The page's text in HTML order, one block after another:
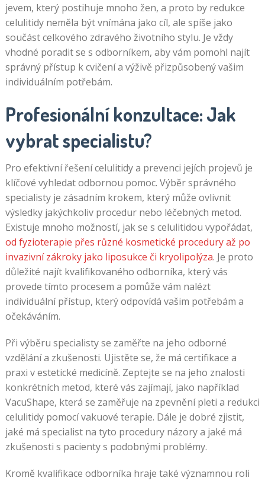
jevem, který postihuje mnoho žen, a proto by redukce
celulitidy neměla být vnímána jako cíl, ale spíše jako
součást celkového zdravého životního stylu. Je vždy
vhodné poradit se s odborníkem, aby vám pomohl najít
správný přístup k cvičení a výživě přizpůsobený vašim
individuálním potřebám.
Profesionální konzultace: Jak
vybrat specialistu?
Pro efektivní řešení celulitidy a prevenci jejích projevů je
klíčové vyhledat odbornou pomoc. Výběr správného
specialisty je zásadním krokem, který může ovlivnit
výsledky jakýchkoliv procedur nebo léčebných metod.
Existuje mnoho možností, jak se s celulitidou vypořádat,
od fyzioterapie přes různé kosmetické procedury až po
invazivní zákroky jako liposukce či kryolipolýza. Je proto
důležité najít kvalifikovaného odborníka, který vás
provede tímto procesem a pomůže vám nalézt
individuální přístup, který odpovídá vašim potřebám a
očekáváním.
Při výběru specialisty se zaměřte na jeho odborné
vzdělání a zkušenosti. Ujistěte se, že má certifikace a
praxi v estetické medicíně. Zeptejte se na jeho znalosti
konkrétních metod, které vás zajímají, jako například
VacuShape, která se zaměřuje na zpevnění pleti a redukci
celulitidy pomocí vakuové terapie. Dále je dobré zjistit,
jaké má specialist na tyto procedury názory a jaké má
zkušenosti s pacienty s podobnými problémy.
Kromě kvalifikace odborníka hraje také významnou roli